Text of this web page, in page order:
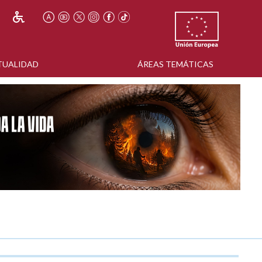
ÁREAS TEMÁTICAS